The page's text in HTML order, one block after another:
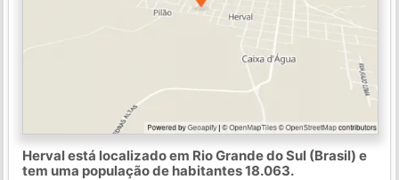
Herval está localizado em Rio Grande do Sul (Brasil) e
tem uma população de habitantes 18.063.